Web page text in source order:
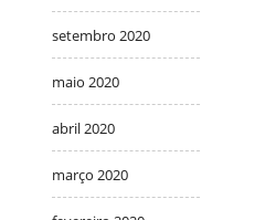
setembro 2020
maio 2020
abril 2020
março 2020